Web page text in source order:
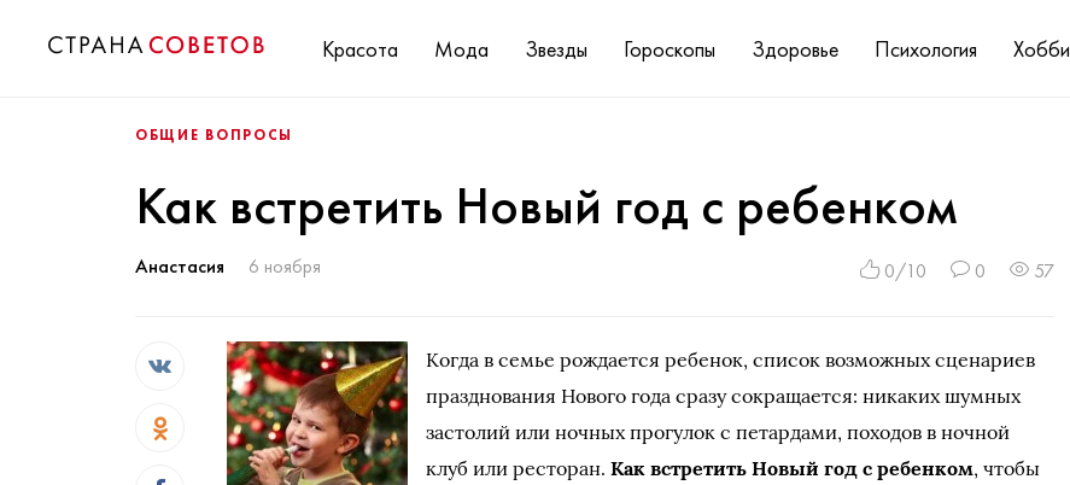
Красота Мода Звезды Гороскопы Здоровье Психология Хобби
ОБЩИЕ ВОПРОСЫ
Как встретить Новый год с ребенком
Анастасия 6 ноября 0/10 0 57
Когда в семье рождается ребенок, список возможных сценариев
празднования Нового года сразу сокращается: никаких шумных
застолий или ночных прогулок с петардами, походов в ночной
клуб или ресторан.Как встретить Новый год с ребенком, чтобы